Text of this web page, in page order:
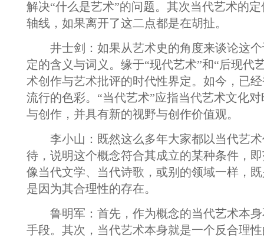
解决“什么是艺术”的问题。其次当代艺术的
轴线，如果离开了这二点都是在胡扯。
井士剑：如果从艺术史的角度来谈论这个
定的含义与词义。缘于“现代艺术”和“后现代
术创作与艺术批评的时代性界定。如今，已
流行的色彩。“当代艺术”应指当代艺术文化
与创作，并具有新的视野与创作价值观。
李小山：既然这么多年大家都以当代艺术
待，说明这个概念符合其成立的某种条件，
像当代文学、当代诗歌，或别的领域一样，
是因为其合理性的存在。
鲁明军：首先，作为概念的当代艺术本身
手段。其次，当代艺术本身就是一个反合理